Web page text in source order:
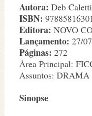
Autora: Deb Caletti
ISBN:
Editora: NOVO
Lançamento: 27/
Páginas: 272
Área Principal:
Assuntos: DRAMA
Sinopse